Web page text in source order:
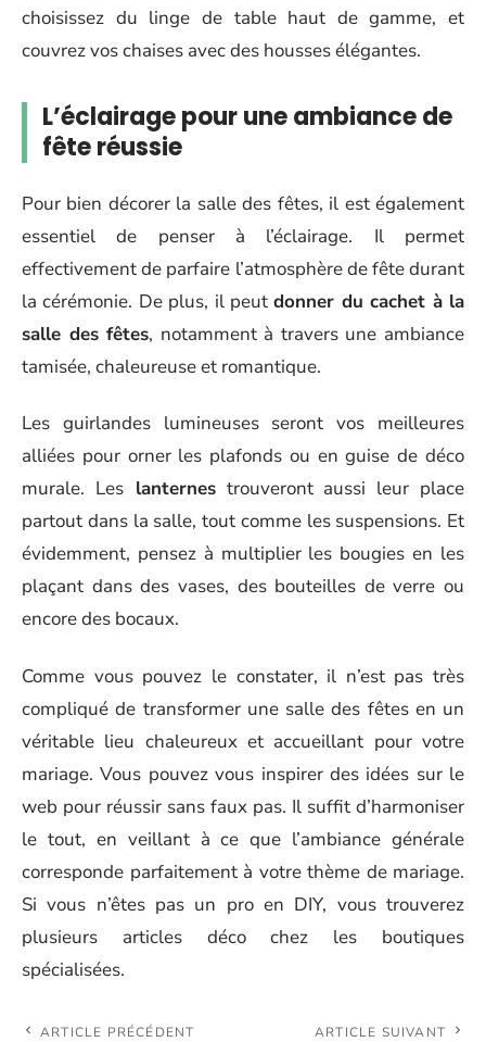
choisissez du linge de table haut de gamme, et
couvrez vos chaises avec des housses élégantes.
L’éclairage pour une ambiance de
fête réussie
Pour bien décorer la salle des fêtes, il est également
essentiel de penser à l’éclairage. Il permet
effectivement de parfaire l’atmosphère de fête durant
la cérémonie. De plus, il peutdonner du cachet à la
salle des fêtes, notamment à travers une ambiance
tamisée, chaleureuse et romantique.
Les guirlandes lumineuses seront vos meilleures
alliées pour orner les plafonds ou en guise de déco
murale. Leslanternestrouveront aussi leur place
partout dans la salle, tout comme les suspensions. Et
évidemment, pensez à multiplier les bougies en les
plaçant dans des vases, des bouteilles de verre ou
encore des bocaux.
Comme vous pouvez le constater, il n’est pas très
compliqué de transformer une salle des fêtes en un
véritable lieu chaleureux et accueillant pour votre
mariage. Vous pouvez vous inspirer des idées sur le
web pour réussir sans faux pas. Il suffit d’harmoniser
le tout, en veillant à ce que l’ambiance générale
corresponde parfaitement à votre thème de mariage.
Si vous n’êtes pas un pro en DIY, vous trouverez
plusieurs articles déco chez les boutiques
spécialisées.
ARTICLE PRÉCÉDENT ARTICLE SUIVANT